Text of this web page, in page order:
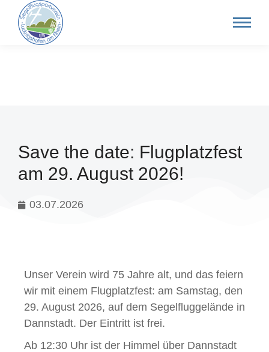
Save the date: Flugplatzfest
am 29. August 2026!
03.07.2026
Unser Verein wird 75 Jahre alt, und das feiern
wir mit einem Flugplatzfest: am Samstag, den
29. August 2026, auf dem Segelfluggelände in
Dannstadt. Der Eintritt ist frei.
Ab 12:30 Uhr ist der Himmel über Dannstadt